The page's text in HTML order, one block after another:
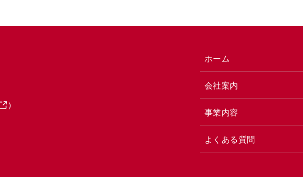
）
ホーム
会社案内
事業内容
よくある質問